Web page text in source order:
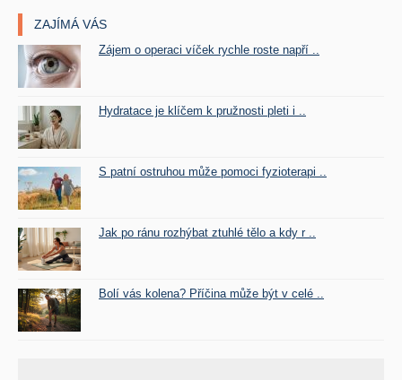
ZAJÍMÁ VÁS
Zájem o operaci víček rychle roste napří ..
Hydratace je klíčem k pružnosti pleti i ..
S patní ostruhou může pomoci fyzioterapi ..
Jak po ránu rozhýbat ztuhlé tělo a kdy r ..
Bolí vás kolena? Příčina může být v celé ..